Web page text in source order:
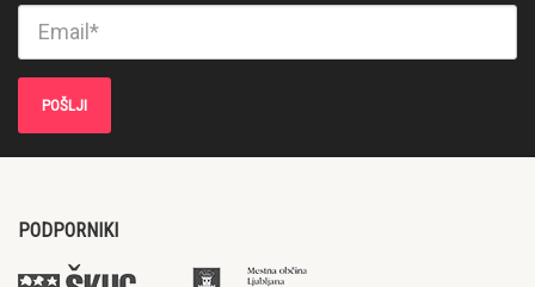
PODPORNIKI